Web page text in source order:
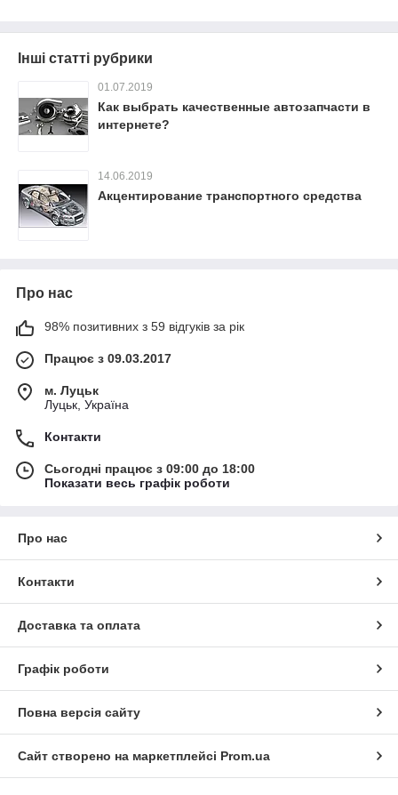
Інші статті рубрики
01.07.2019
Как выбрать качественные автозапчасти в
интернете?
14.06.2019
Акцентирование транспортного средства
Про нас
98% позитивних з 59 відгуків за рік
Працює з 09.03.2017
м. Луцьк
Луцьк, Україна
Контакти
Сьогодні працює з 09:00 до 18:00
Показати весь графік роботи
Про нас
Контакти
Доставка та оплата
Графік роботи
Повна версія сайту
Сайт створено на маркетплейсі Prom.ua